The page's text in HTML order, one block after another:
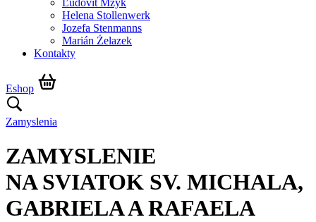
Ľudovít Mzyk
Helena Stollenwerk
Jozefa Stenmanns
Marián Żelazek
Kontakty
Eshop
Zamyslenia
ZAMYSLENIE
NA SVIATOK SV. MICHALA,
GABRIELA A RAFAELA